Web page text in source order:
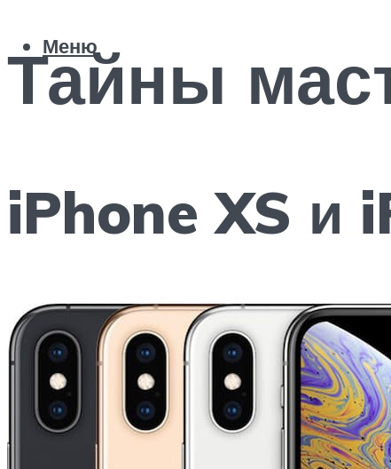
Меню
Тайны
iPhone XS и